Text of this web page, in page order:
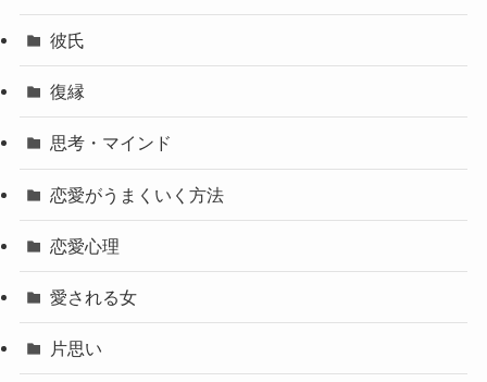
彼氏
復縁
思考・マインド
恋愛がうまくいく方法
恋愛心理
愛される女
片思い